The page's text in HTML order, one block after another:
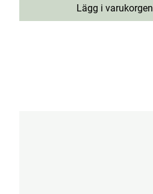
Lägg i varukorgen